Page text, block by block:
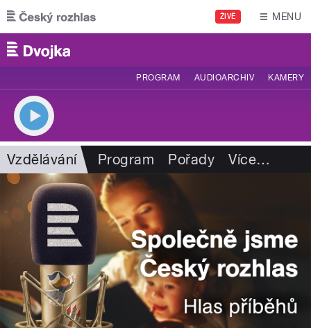
Přejít k hlavnímu obsahu
ŽIVĚ MENU
PROGRAM AUDIOARCHIV KAMERY
Vzdělávání Program Pořady Více…